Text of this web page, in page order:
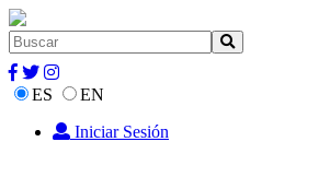
ES
EN
Iniciar Sesión